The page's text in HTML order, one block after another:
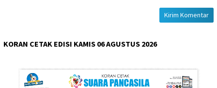
KORAN CETAK EDISI KAMIS 06 AGUSTUS 2026